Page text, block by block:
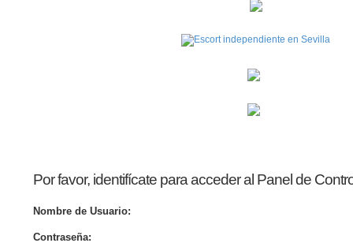
Por favor, identifícate para acceder al Panel de
Nombre de Usuario:
Contraseña: